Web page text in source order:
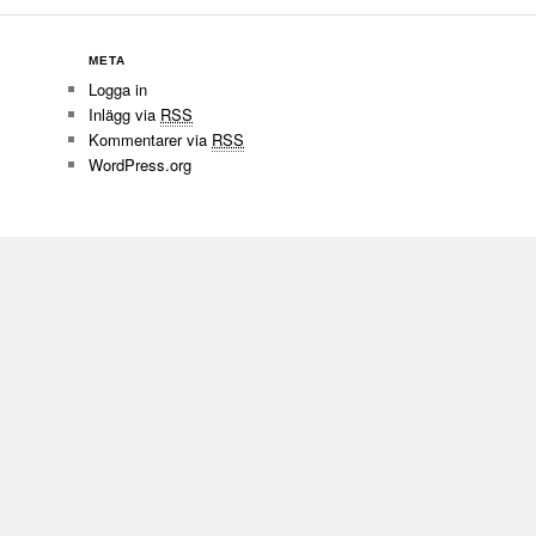
META
Logga in
Inlägg via RSS
Kommentarer via RSS
WordPress.org